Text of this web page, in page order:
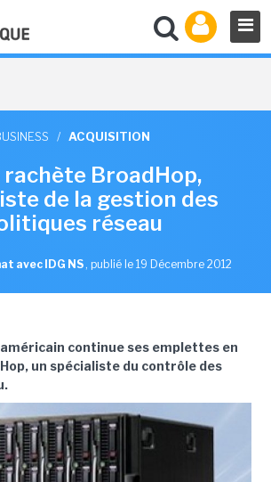
/ ACQUISITION
rachète BroadHop,
de la gestion des
réseau
avec IDG NS, publié le 19 Décembre 2012
continue ses emplettes en
un spécialiste du contrôle des